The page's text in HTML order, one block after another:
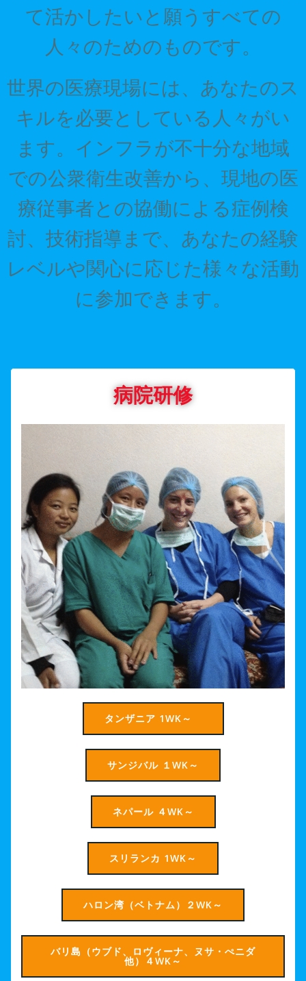
て活かしたいと願うすべての
人々のためのものです。
世界の医療現場には、あなたのス
キルを必要としている人々がい
ます。インフラが不十分な地域
での公衆衛生改善から、現地の医
療従事者との協働による症例検
討、技術指導まで、あなたの経験
レベルや関心に応じた様々な活動
に参加できます。
病院研修
タンザニア 1WK～
サンジバル １WK～
ネパール ４WK～
スリランカ 1WK～
ハロン湾（ベトナム）２WK～
バリ島（ウブド、ロヴィーナ、ヌサ・ぺニダ
他）４WK～